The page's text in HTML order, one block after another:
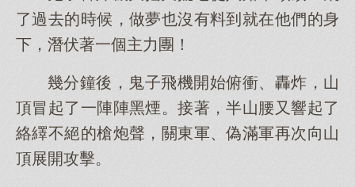
了過去的時候，做夢也沒有料到就在他們的身
下，潛伏著一個主力團！
幾分鐘後，鬼子飛機開始俯衝、轟炸，山
頂冒起了一陣陣黑煙。接著，半山腰又響起了
絡繹不絕的槍炮聲，關東軍、偽滿軍再次向山
頂展開攻擊。